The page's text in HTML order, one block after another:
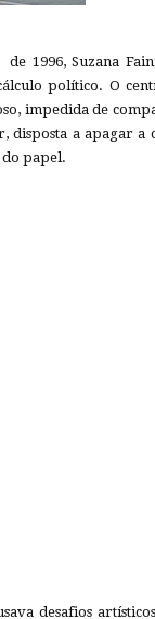
1996, Suzana
político. O
impedida de
disposta a apagar
papel.
desafios